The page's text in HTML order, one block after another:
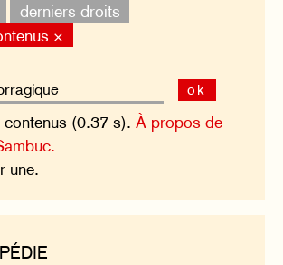
derniers droits
×
ok
contenus (0.37 s).À propos de
une.